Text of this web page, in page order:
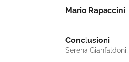
Mario Rapaccini
Conclusioni
Serena